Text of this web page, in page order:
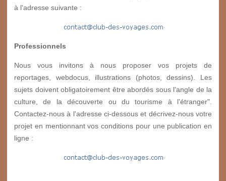
à l'adresse suivante :
Professionnels
Nous vous invitons à nous proposer vos projets de
reportages, webdocus, illustrations (photos, dessins). Les
sujets doivent obligatoirement être abordés sous l'angle de la
culture, de la découverte ou du tourisme à l'étranger".
Contactez-nous à l'adresse ci-dessous et décrivez-nous votre
projet en mentionnant vos conditions pour une publication en
ligne :